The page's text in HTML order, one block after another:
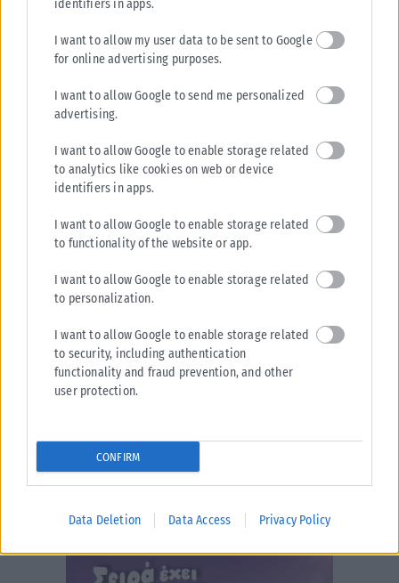
identifiers in apps.
I want to allow my user data to be sent to Google
for online advertising purposes.
I want to allow Google to send me personalized
advertising.
I want to allow Google to enable storage related
to analytics like cookies on web or device
identifiers in apps.
I want to allow Google to enable storage related
to functionality of the website or app.
I want to allow Google to enable storage related
to personalization.
I want to allow Google to enable storage related
to security, including authentication
functionality and fraud prevention, and other
user protection.
CONFIRM
Data Deletion Data Access Privacy Policy